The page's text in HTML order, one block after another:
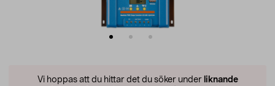
Vi hoppas att du hittar det du söker under liknande